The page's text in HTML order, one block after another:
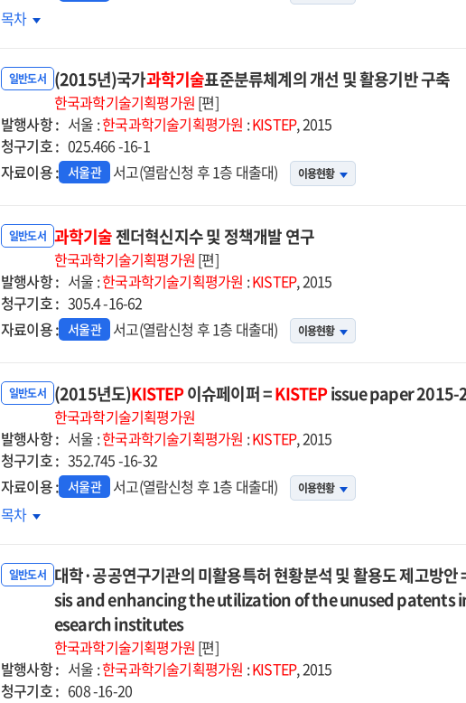
(2014년)R&D사업
제고를
조사
체계
개선
목차
일반도서 (2015년)국가과학기술표준분류체계의 개선 및 활용기반 구축
한국과학기술기획평가원 [편]
발행사항 : 서울 :한국과학기술기획평가원 :KISTEP, 2015
청구기호 : 025.466 -16-1
자료이용 : 서울관 서고(열람신청 후 1층 대출대) 이용현황
일반도서 과학기술젠더혁신지수 및 정책개발 연구
한국과학기술기획평가원 [편]
발행사항 : 서울 :한국과학기술기획평가원 :KISTEP, 2015
청구기호 : 305.4 -16-62
자료이용 : 서울관 서고(열람신청 후 1층 대출대) 이용현황
일반도서 (2015년도)KISTEP이슈페이퍼 =KISTEPissue paper 2015-
한국과학기술기획평가원
발행사항 : 서울 :한국과학기술기획평가원 :KISTEP, 2015
청구기호 : 352.745 -16-32
자료이용 : 서울관 서고(열람신청 후 1층 대출대) 이용현황
(2015년도)KISTEP
KISTEP
20
목차
일반도서 대학·공공연구기관의 미활용특허 현황분석 및 활용도 제고
sis and enhancing the utilization of the unused patents
esearch institutes
한국과학기술기획평가원 [편]
발행사항 : 서울 :한국과학기술기획평가원 :KISTEP, 2015
청구기호 : 608 -16-20